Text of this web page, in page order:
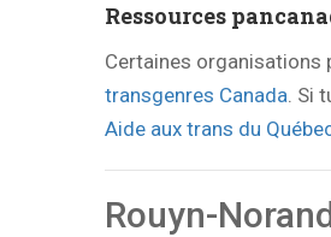
Ressources
Certaines organisations
transgenres Canada. Si
Aide aux trans du
Rouyn-